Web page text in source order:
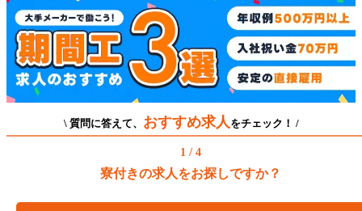
\ 質問に答えて、 おすすめ求人 をチェック！ /
1 / 4
寮付きの求人をお探しですか？